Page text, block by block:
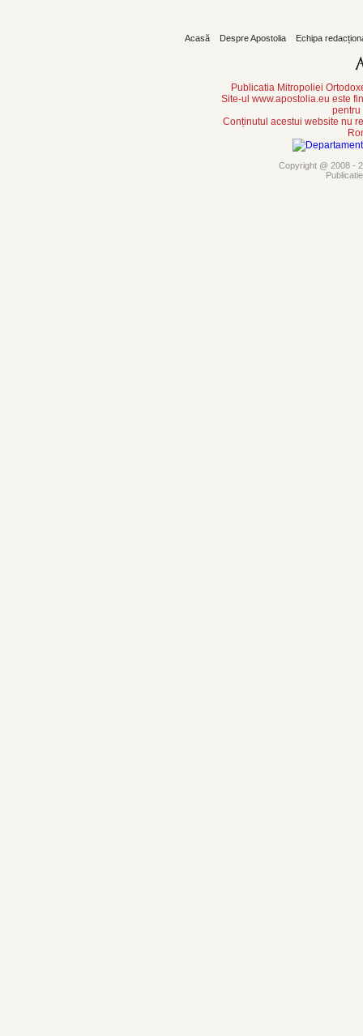
Acasă Despre Apostolia Echipa
Publicatia Mitropoliei
Site-ul www.apostolia.eu este
pentru
Conținutul acestui website nu
Copyright @ 2008 -